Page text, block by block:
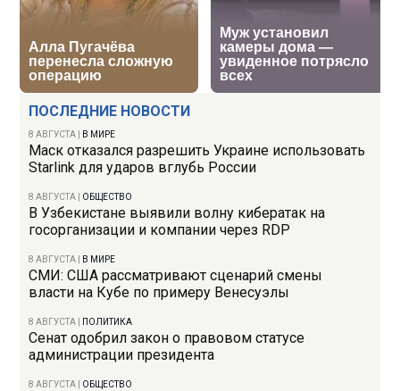
ПОСЛЕДНИЕ НОВОСТИ
8 АВГУСТА В МИРЕ
Маск отказался разрешить Украине использовать
Starlink для ударов вглубь России
8 АВГУСТА ОБЩЕСТВО
В Узбекистане выявили волну кибератак на
госорганизации и компании через RDP
8 АВГУСТА В МИРЕ
СМИ: США рассматривают сценарий смены
власти на Кубе по примеру Венесуэлы
8 АВГУСТА ПОЛИТИКА
Сенат одобрил закон о правовом статусе
администрации президента
8 АВГУСТА ОБЩЕСТВО